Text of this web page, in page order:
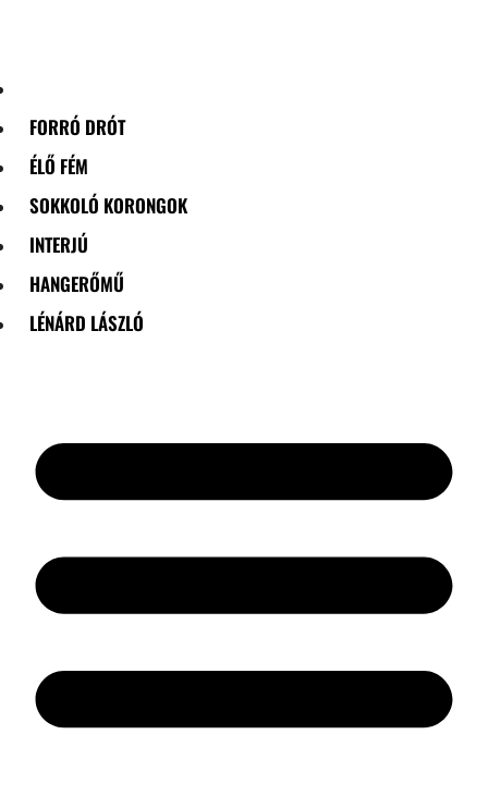
FORRÓ DRÓT
ÉLŐ FÉM
SOKKOLÓ KORONGOK
INTERJÚ
HANGERŐMŰ
LÉNÁRD LÁSZLÓ